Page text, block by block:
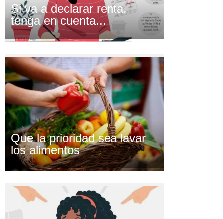
Si va a declarar renta,
tenga en cuenta...
Que la prioridad sea lavar
los alimentos